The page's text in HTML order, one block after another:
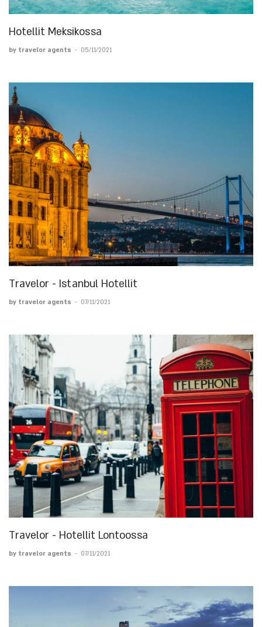
Hotellit Meksikossa
by travelor agents - 05/11/2021
Travelor - Istanbul Hotellit
by travelor agents - 07/11/2021
Travelor - Hotellit Lontoossa
by travelor agents - 07/11/2021